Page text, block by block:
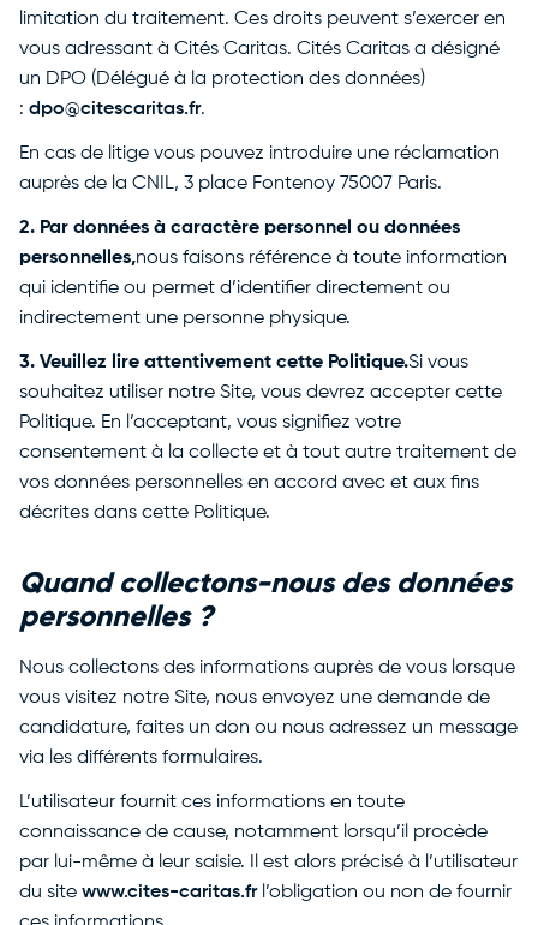
limitation du traitement. Ces droits peuvent s’exercer en
vous adressant à Cités Caritas. Cités Caritas a désigné
un DPO (Délégué à la protection des données)
: dpo@citescaritas.fr.
En cas de litige vous pouvez introduire une réclamation
auprès de la CNIL, 3 place Fontenoy 75007 Paris.
2. Par données à caractère personnel ou données
personnelles,nous faisons référence à toute information
qui identifie ou permet d’identifier directement ou
indirectement une personne physique.
3. Veuillez lire attentivement cette Politique.Si vous
souhaitez utiliser notre Site, vous devrez accepter cette
Politique. En l’acceptant, vous signifiez votre
consentement à la collecte et à tout autre traitement de
vos données personnelles en accord avec et aux fins
décrites dans cette Politique.
Quand collectons-nous des données
personnelles ?
Nous collectons des informations auprès de vous lorsque
vous visitez notre Site, nous envoyez une demande de
candidature, faites un don ou nous adressez un message
via les différents formulaires.
L’utilisateur fournit ces informations en toute
connaissance de cause, notamment lorsqu’il procède
par lui-même à leur saisie. Il est alors précisé à l’utilisateur
du site www.cites-caritas.frl’obligation ou non de fournir